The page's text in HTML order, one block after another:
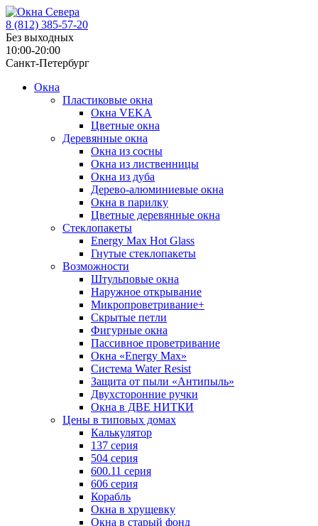
8 (812) 385-57-20
Без выходных
10:00-20:00
Санкт-Петербург
Окна
Пластиковые окна
Окна VEKA
Цветные окна
Деревянные окна
Окна из сосны
Окна из лиственницы
Окна из дуба
Дерево-алюминиевые окна
Окна в парилку
Цветные деревянные окна
Стеклопакеты
Energy Max Hot Glass
Гнутые стеклопакеты
Возможности
Штульповые окна
Наружное открывание
Микропроветривание+
Скрытые петли
Фигурные окна
Пассивное проветривание
Окна «Energy Max»
Система Water Resist
Защита от пыли «Антипыль»
Двухсторонние ручки
Окна в ДВЕ НИТКИ
Цены в типовых домах
Калькулятор
137 серия
504 серия
600.11 серия
606 серия
Корабль
Окна в хрущевку
Окна в старый фонд